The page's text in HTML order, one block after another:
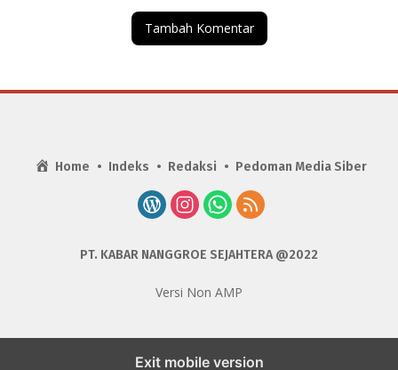
Tambah Komentar
Home Indeks Redaksi Pedoman Media Siber
PT. KABAR NANGGROE SEJAHTERA @2022
Versi Non AMP
Exit mobile version